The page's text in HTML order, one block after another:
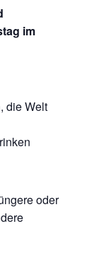
im
die Welt
oder